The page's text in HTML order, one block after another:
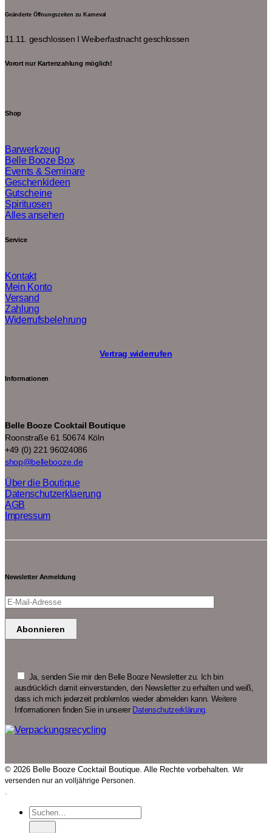
Geänderte Öffnungszeiten zu Karneval
11.11. geschlossen IWeiberfastnacht geschlossen
Vorort nur Kartenzahlung möglich!
Shop
Barwerkzeug
Belle Booze Box
Events & Seminare
Geschenkideen
Gutscheine
Spirituosen
Alles ansehen
Service
Kontakt
Mein Konto
Versand
Zahlung
Widerrufsbelehrung
Vertrag widerrufen
Informationen
Belle Booze Cocktail Boutique
Roonstraße 61 50674 Köln
+49 (0) 221 96024086
shop@bellebooze.de
Über die Boutique
Datenschutzerklaerung
AGB
Impressum
Newsletter Anmeldung
Ja, senden Sie mir den Belle Booze Newsletter zu. Ich bin
ausdrücklich damit einverstanden, den Newsletter zu erhalten und weiß,
dass ich mich jederzeit problemlos wieder abmelden kann. Weitere
Informationen finden Sie in unserer Datenschutzerklärung
© 2026 Belle Booze Cocktail Boutique. Alle Rechte vorbehalten. Wir
versenden nur an volljährige Personen.
Suchen
nach: